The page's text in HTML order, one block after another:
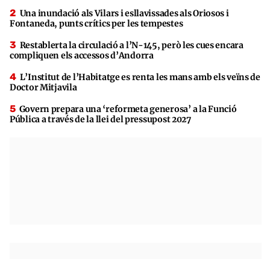
Una inundació als Vilars i esllavissades als Oriosos i
Fontaneda, punts crítics per les tempestes
Restablerta la circulació a l’N-145, però les cues encara
compliquen els accessos d’Andorra
L’Institut de l’Habitatge es renta les mans amb els veïns de
Doctor Mitjavila
Govern prepara una ‘reformeta generosa’ a la Funció
Pública a través de la llei del pressupost 2027